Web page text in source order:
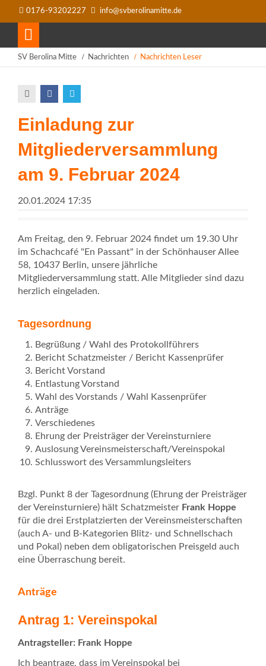
0176-93202227 info@svberolinamitte.de
SV Berolina Mitte Nachrichten Nachrichten Leser
Einladung zur
Mitgliederversammlung
am 9. Februar 2024
20.01.2024 17:35
Am Freitag, den 9. Februar 2024 findet um 19.30 Uhr
im Schachcafé "En Passant" in der Schönhauser Allee
58, 10437 Berlin, unsere jährliche
Mitgliederversammlung statt. Alle Mitglieder sind dazu
herzlich eingeladen.
Tagesordnung
Begrüßung / Wahl des Protokollführers
Bericht Schatzmeister / Bericht Kassenprüfer
Bericht Vorstand
Entlastung Vorstand
Wahl des Vorstands / Wahl Kassenprüfer
Anträge
Verschiedenes
Ehrung der Preisträger der Vereinsturniere
Auslosung Vereinsmeisterschaft/Vereinspokal
Schlusswort des Versammlungsleiters
Bzgl. Punkt 8 der Tagesordnung (Ehrung der Preisträger
der Vereinsturniere) hält Schatzmeister Frank Hoppe
für die drei Erstplatzierten der Vereinsmeisterschaften
(auch A- und B-Kategorien Blitz- und Schnellschach
und Pokal) neben dem obligatorischen Preisgeld auch
eine Überraschung bereit.
Anträge
Antrag 1: Vereinspokal
Antragsteller: Frank Hoppe
Ich beantrage, dass im Vereinspokal bei